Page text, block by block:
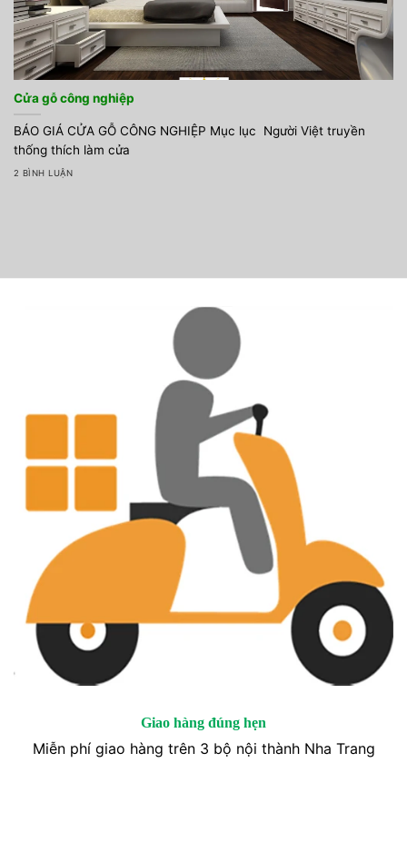
Cửa gỗ công nghiệp
BÁO GIÁ CỬA GỖ CÔNG NGHIỆP Mục lục Người Việt truyền
thống thích làm cửa
2 BÌNH LUẬN
Giao hàng đúng hẹn
Miễn phí giao hàng trên 3 bộ nội thành Nha Trang